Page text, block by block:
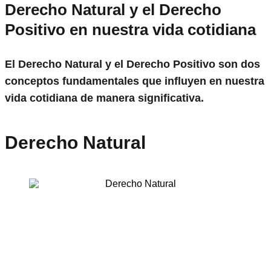
Derecho Natural y el Derecho
Positivo en nuestra vida cotidiana
El Derecho Natural y el Derecho Positivo son dos
conceptos fundamentales que influyen en nuestra
vida cotidiana de manera significativa.
Derecho Natural